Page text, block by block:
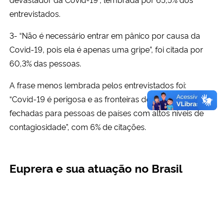
entrevistados.
3- “Não é necessário entrar em pânico por causa da
Covid-19, pois ela é apenas uma gripe”, foi citada por
60,3% das pessoas.
A frase menos lembrada pelos entrevistados foi:
“Covid-19 é perigosa e as fronteiras deveriam ter sido
fechadas para pessoas de países com altos níveis de
contagiosidade”, com 6% de citações.
Euprera e sua atuação no Brasil